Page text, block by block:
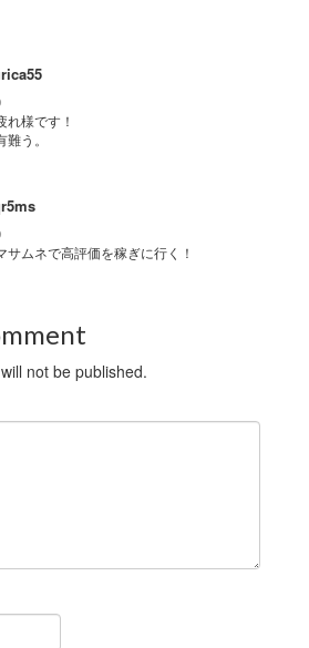
れ様です！
う。
サムネで高評価を稼ぎに行く！
not be published.